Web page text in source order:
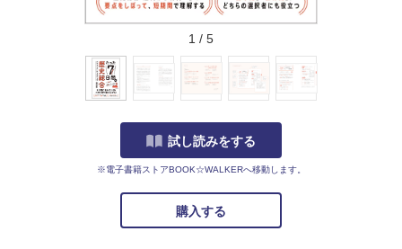
1 / 5
試し読みをする
※電子書籍ストアBOOK☆WALKERへ移動します。
購入する